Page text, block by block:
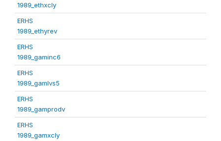
1989_ethxcly
ERHS
1989_ethyrev
ERHS
1989_gaminc6
ERHS
1989_gamlvs5
ERHS
1989_gamprodv
ERHS
1989_gamxcly